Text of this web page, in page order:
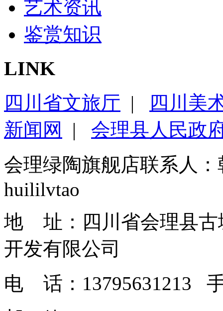
艺术资讯
鉴赏知识
LINK
四川省文旅厅 |
四川美
新闻网
| 会理县人民政
会理绿陶旗舰店联系人
huililvtao
地 址：四川省会理县古
开发有限
电 话：